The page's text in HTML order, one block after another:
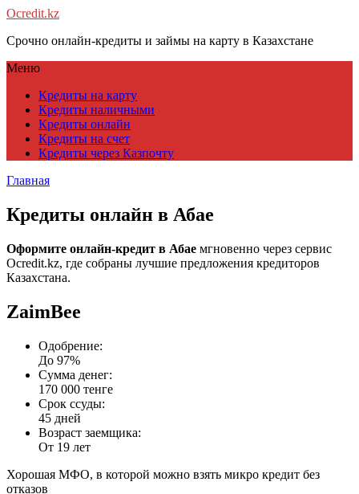
Ocredit.kz
Срочно онлайн-кредиты и займы на карту в Казахстане
Меню
Кредиты на карту
Кредиты наличными
Кредиты онлайн
Кредиты на счет
Кредиты через Казпочту
Главная
Кредиты онлайн в Абае
Оформите онлайн-кредит в Абае мгновенно через сервис
Ocredit.kz, где собраны лучшие предложения кредиторов
Казахстана.
ZaimBee
Одобрение:
До 97%
Сумма денег:
170 000 тенге
Срок ссуды:
45 дней
Возраст заемщика:
От 19 лет
Хорошая МФО, в которой можно взять микро кредит без
отказов